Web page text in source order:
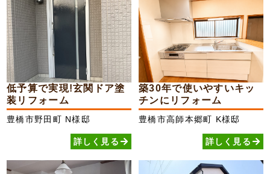
低予算で実現!玄関ドア塗
装リフォーム
豊橋市野田町 N様邸
詳しく見る
築30年で使いやすいキッ
チンにリフォーム
豊橋市高師本郷町 K様邸
詳しく見る